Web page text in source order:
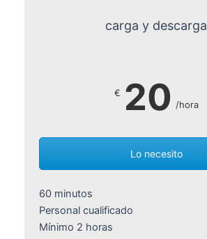
carga y descarga
€ 20 /hora
Lo necesito
60 minutos
Personal cualificado
Mínimo 2 horas